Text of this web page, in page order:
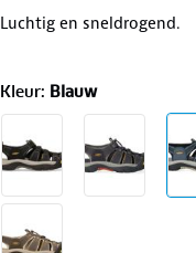
Luchtig en sneldrogend.
Kleur: Blauw